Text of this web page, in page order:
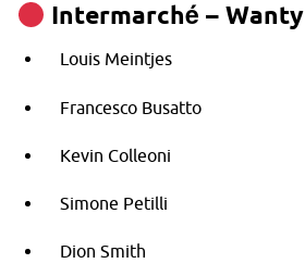
Intermarché – Wanty
Louis Meintjes
Francesco Busatto
Kevin Colleoni
Simone Petilli
Dion Smith